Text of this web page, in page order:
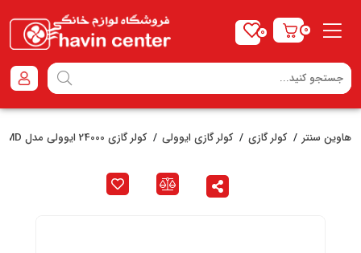
0
0
هاوین سنتر کولر گازی کولر گازی ایوولی کولر گازی 24000 ایوولی مدل EVCIS-24K-MD